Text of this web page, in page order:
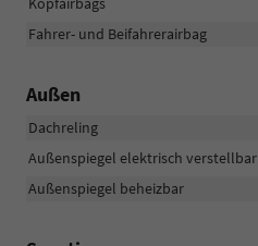
Fahrer- und Beifahrerairbag
Außen
Dachreling
Außenspiegel elektrisch verstellbar
Außenspiegel beheizbar